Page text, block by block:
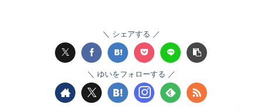
シェアする
ゆいをフォローする